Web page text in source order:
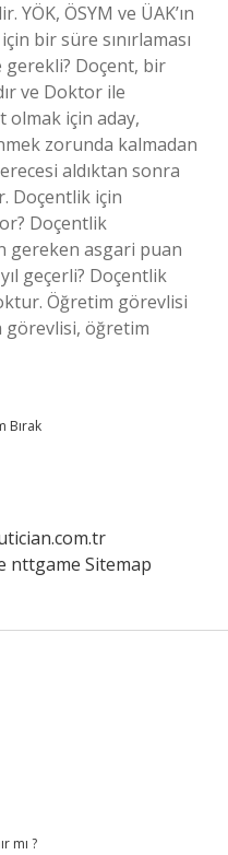
YÖK, ÖSYM ve ÜAK’ın
bir süre sınırlaması
Doçent, bir
ve Doktor ile
olmak için aday,
zorunda kalmadan
aldıktan sonra
Doçentlik için
Doçentlik
gereken asgari puan
geçerli? Doçentlik
Öğretim görevlisi
görevlisi, öğretim
Bırak
nttgame Sitemap
mı ?